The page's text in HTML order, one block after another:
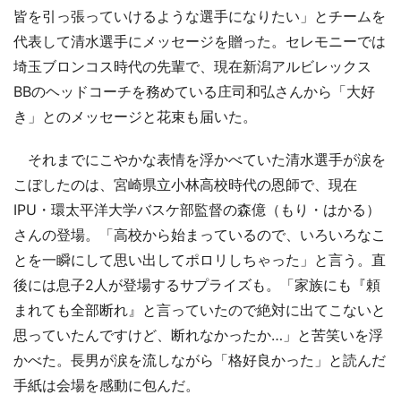
皆を引っ張っていけるような選手になりたい」とチームを
代表して清水選手にメッセージを贈った。セレモニーでは
埼玉ブロンコス時代の先輩で、現在新潟アルビレックス
BBのヘッドコーチを務めている庄司和弘さんから「大好
き」とのメッセージと花束も届いた。
それまでにこやかな表情を浮かべていた清水選手が涙を
こぼしたのは、宮崎県立小林高校時代の恩師で、現在
IPU・環太平洋大学バスケ部監督の森億（もり・はかる）
さんの登場。「高校から始まっているので、いろいろなこ
とを一瞬にして思い出してポロリしちゃった」と言う。直
後には息子2人が登場するサプライズも。「家族にも『頼
まれても全部断れ』と言っていたので絶対に出てこないと
思っていたんですけど、断れなかったか…」と苦笑いを浮
かべた。長男が涙を流しながら「格好良かった」と読んだ
手紙は会場を感動に包んだ。